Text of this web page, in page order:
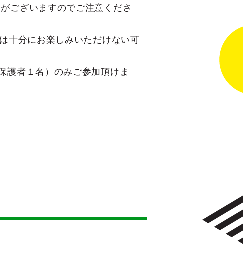
ございますのでご注意くださ
十分にお楽しみいただけない可
護者１名）のみご参加頂けま